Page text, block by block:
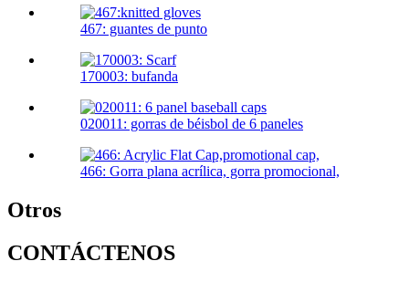
467: guantes de punto
170003: bufanda
020011: gorras de béisbol de 6 paneles
466: Gorra plana acrílica, gorra promocional,
Otros
CONTÁCTENOS